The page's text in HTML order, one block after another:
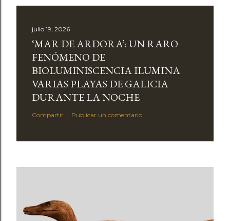
julio 19, 2026
‘MAR DE ARDORA’: UN RARO
FENÓMENO DE
BIOLUMINISCENCIA ILUMINA
VARIAS PLAYAS DE GALICIA
DURANTE LA NOCHE
Compartir Publicar un comentario